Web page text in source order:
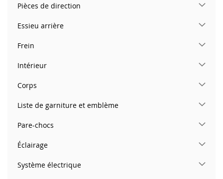
Pièces de direction
Essieu arrière
Frein
Intérieur
Corps
Liste de garniture et emblème
Pare-chocs
Éclairage
Système électrique